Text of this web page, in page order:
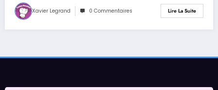
Xavier Legrand 0 Commentaires Lire La Suite